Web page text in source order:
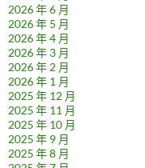
2026 年 6 月
2026 年 5 月
2026 年 4 月
2026 年 3 月
2026 年 2 月
2026 年 1 月
2025 年 12 月
2025 年 11 月
2025 年 10 月
2025 年 9 月
2025 年 8 月